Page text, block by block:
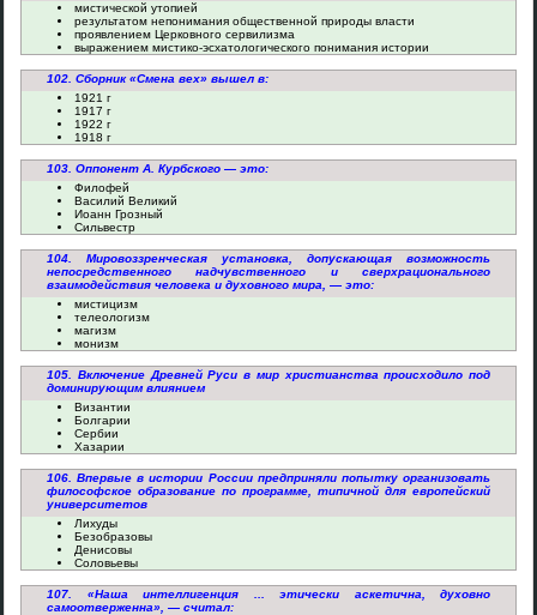
мистической утопией
результатом непонимания общественной природы власти
проявлением Церковного сервилизма
выражением мистико-эсхатологического понимания истории
102. Сборник «Смена вех» вышел в:
1921 г
1917 г
1922 г
1918 г
103. Оппонент А. Курбского — это:
Филофей
Василий Великий
Иоанн Грозный
Сильвестр
104. Мировоззренческая установка, допускающая возможность
непосредственного надчувственного и сверхрационального
взаимодействия человека и духовного мира, — это:
мистицизм
телеологизм
магизм
монизм
105. Включение Древней Руси в мир христианства происходило под
доминирующим влиянием
Византии
Болгарии
Сербии
Хазарии
106. Впервые в истории России предприняли попытку организовать
философское образование по программе, типичной для европейский
университетов
Лихуды
Безобразовы
Денисовы
Соловьевы
107. «Наша интеллигенция ... этически аскетична, духовно
самоотверженна», — считал: